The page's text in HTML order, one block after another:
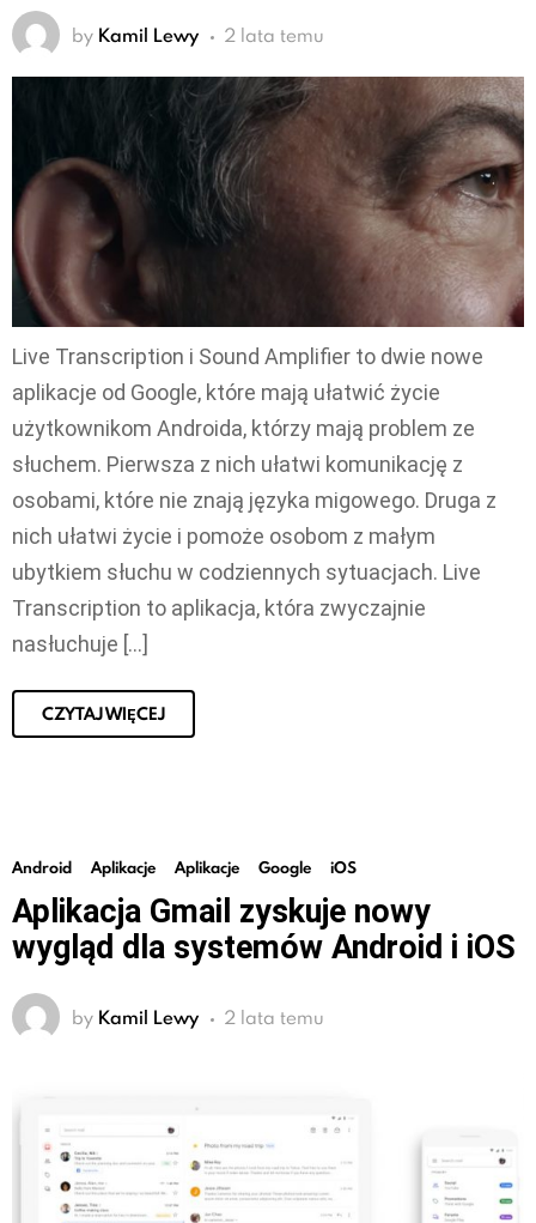
by Kamil Lewy 2 lata temu
Live Transcription i Sound Amplifier to dwie nowe
aplikacje od Google, które mają ułatwić życie
użytkownikom Androida, którzy mają problem ze
słuchem. Pierwsza z nich ułatwi komunikację z
osobami, które nie znają języka migowego. Druga z
nich ułatwi życie i pomoże osobom z małym
ubytkiem słuchu w codziennych sytuacjach. Live
Transcription to aplikacja, która zwyczajnie
nasłuchuje […]
CZYTAJ WIĘCEJ
Android Aplikacje Aplikacje Google iOS
Aplikacja Gmail zyskuje nowy
wygląd dla systemów Android i iOS
by Kamil Lewy 2 lata temu